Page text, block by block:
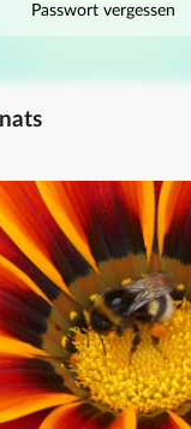
Passwort vergessen